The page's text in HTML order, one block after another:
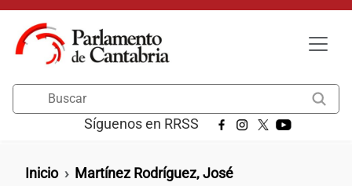
Pasar al contenido principal
Síguenos en RRSS
Ruta de navegación
Inicio Martínez Rodríguez, José